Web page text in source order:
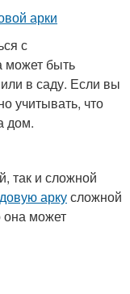
арки
с
может быть
в саду. Если вы
учитывать, что
дом.
так и сложной
аркусложной
она может